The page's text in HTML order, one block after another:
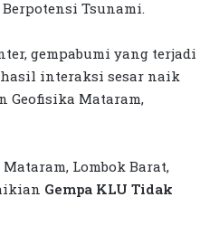
Berpotensi Tsunami.
gempabumi yang terjadi
interaksi sesar naik
Geofisika Mataram,
Lombok Barat,
Gempa KLU Tidak
Lolos ke Uji Kompetensi